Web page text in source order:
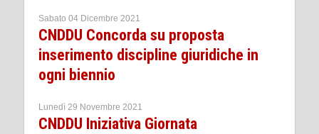
Sabato 04 Dicembre 2021
CNDDU Concorda su proposta
inserimento discipline giuridiche in
ogni biennio
Lunedì 29 Novembre 2021
CNDDU Iniziativa Giornata